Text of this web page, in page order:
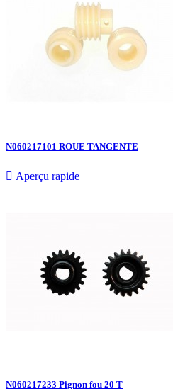
N060217101 ROUE TANGENTE
 Aperçu rapide
N060217233 Pignon fou 20 T